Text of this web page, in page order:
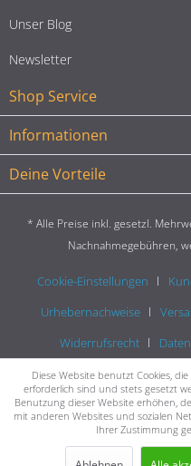
Unser Blog
Newsletter
Shop Service
Informationen
Deine Vorteile
* Alle Preise inkl. gesetzl.
Nachnahmegebühren,
Cookie-Einstellungen
Urhebernachweise
Widerrufsrecht
Diese Website benutzt Cookies,
erforderlich sind und stets gesetzt
Benutzung dieser Website erhöhen,
mit anderen Websites und sozialen
Ihrer Zustimmung